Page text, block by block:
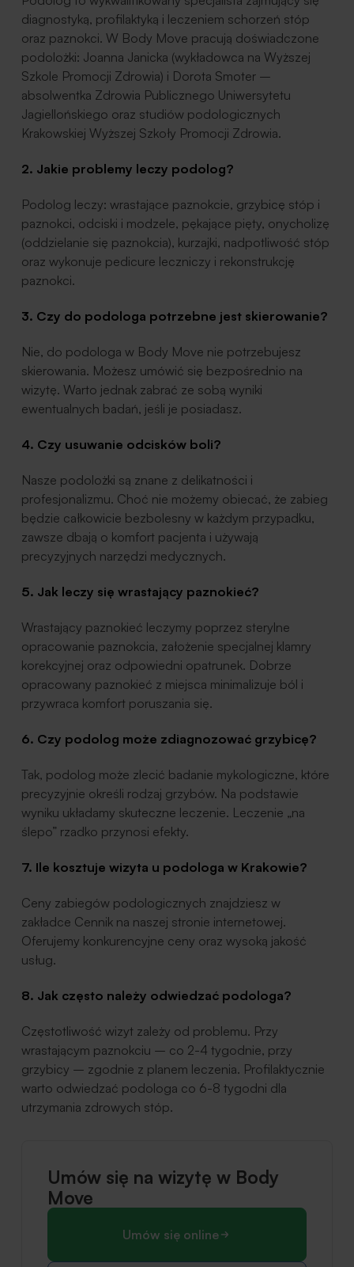
diagnostyką, profilaktyką i leczeniem schorzeń stóp
oraz paznokci. W Body Move pracują doświadczone
podolożki: Joanna Janicka (wykładowca na Wyższej
Szkole Promocji Zdrowia) i Dorota Smoter –
absolwentka Zdrowia Publicznego Uniwersytetu
Jagiellońskiego oraz studiów podologicznych
Krakowskiej Wyższej Szkoły Promocji Zdrowia.
2. Jakie problemy leczy podolog?
Podolog leczy: wrastające paznokcie, grzybicę stóp i
paznokci, odciski i modzele, pękające pięty, onycholizę
(oddzielanie się paznokcia), kurzajki, nadpotliwość stóp
oraz wykonuje pedicure leczniczy i rekonstrukcję
paznokci.
3. Czy do podologa potrzebne jest skierowanie?
Nie, do podologa w Body Move nie potrzebujesz
skierowania. Możesz umówić się bezpośrednio na
wizytę. Warto jednak zabrać ze sobą wyniki
ewentualnych badań, jeśli je posiadasz.
4. Czy usuwanie odcisków boli?
Nasze podolożki są znane z delikatności i
profesjonalizmu. Choć nie możemy obiecać, że zabieg
będzie całkowicie bezbolesny w każdym przypadku,
zawsze dbają o komfort pacjenta i używają
precyzyjnych narzędzi medycznych.
5. Jak leczy się wrastający paznokieć?
Wrastający paznokieć leczymy poprzez sterylne
opracowanie paznokcia, założenie specjalnej klamry
korekcyjnej oraz odpowiedni opatrunek. Dobrze
opracowany paznokieć z miejsca minimalizuje ból i
przywraca komfort poruszania się.
6. Czy podolog może zdiagnozować grzybicę?
Tak, podolog może zlecić badanie mykologiczne, które
precyzyjnie określi rodzaj grzybów. Na podstawie
wyniku układamy skuteczne leczenie. Leczenie „na
ślepo” rzadko przynosi efekty.
7. Ile kosztuje wizyta u podologa w Krakowie?
Ceny zabiegów podologicznych znajdziesz w
zakładce Cennik na naszej stronie internetowej.
Oferujemy konkurencyjne ceny oraz wysoką jakość
usług.
8. Jak często należy odwiedzać podologa?
Częstotliwość wizyt zależy od problemu. Przy
wrastającym paznokciu – co 2-4 tygodnie, przy
grzybicy – zgodnie z planem leczenia. Profilaktycznie
warto odwiedzać podologa co 6-8 tygodni dla
utrzymania zdrowych stóp.
Umów się na wizytę w Body
Move
Umów się online